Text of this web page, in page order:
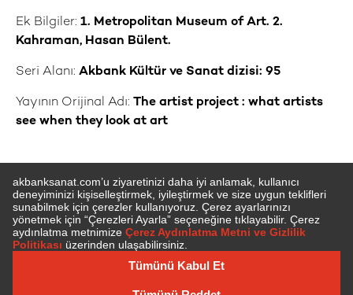
Ek Bilgiler: 1. Metropolitan Museum of Art. 2.
Kahraman, Hasan Bülent.
Seri Alanı: Akbank Kültür ve Sanat dizisi: 95
Yayının Orijinal Adı: The artist project : what artists
see when they look at art